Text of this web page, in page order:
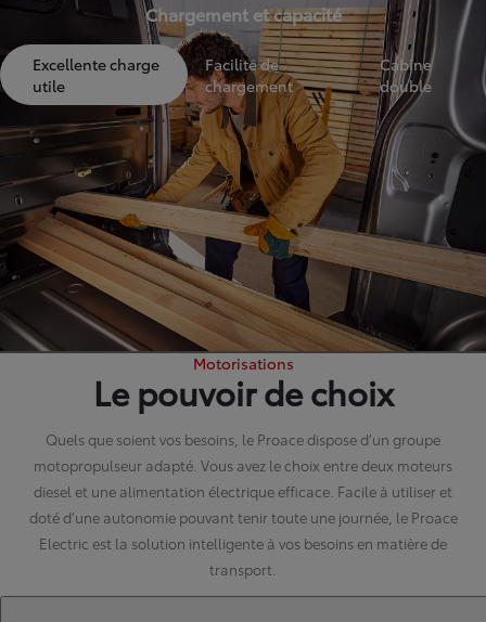
Chargement et capacité
Excellente charge
utile
Facilité de
chargement
Cabine
double
Motorisations
Le pouvoir de choix
Quels que soient vos besoins, le Proace dispose d’un groupe
motopropulseur adapté. Vous avez le choix entre deux moteurs
diesel et une alimentation électrique efficace. Facile à utiliser et
doté d’une autonomie pouvant tenir toute une journée, le Proace
Electric est la solution intelligente à vos besoins en matière de
transport.